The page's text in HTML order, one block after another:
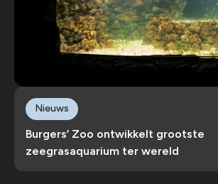
Burgers’ Zoo ontwikkelt grootste
zeegrasaquarium ter wereld
Nieuws